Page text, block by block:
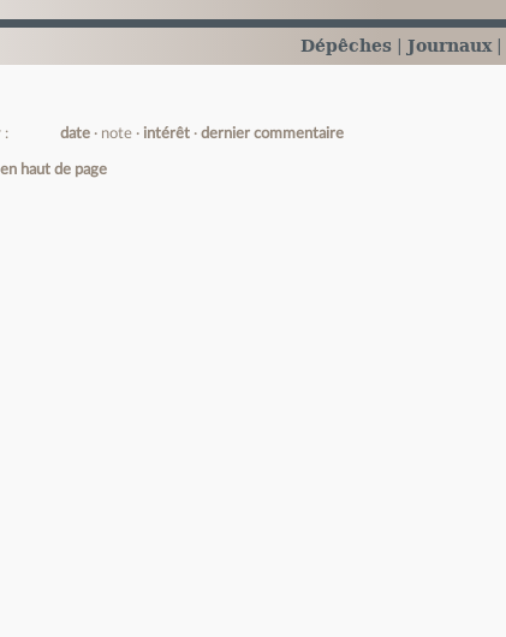
Dépêches Journaux
: date note intérêt dernier commentaire
haut de page